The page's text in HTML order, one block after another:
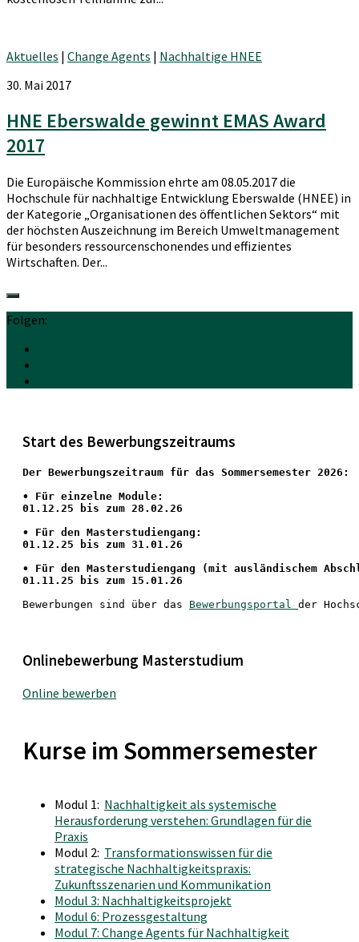
Aktuelles | Change Agents | Nachhaltige HNEE
30. Mai 2017
HNE Eberswalde gewinnt EMAS Award
2017
Die Europäische Kommission ehrte am 08.05.2017 die
Hochschule für nachhaltige Entwicklung Eberswalde (HNEE) in
der Kategorie „Organisationen des öffentlichen Sektors“ mit
der höchsten Auszeichnung im Bereich Umweltmanagement
für besonders ressourcenschonendes und effizientes
Wirtschaften. Der...
Folgen:
Start des Bewerbungszeitraums
Der Bewerbungszeitraum für das Sommersemester 2026:
• Für einzelne Module:
01.12.25 bis zum 28.02.26
• Für den Masterstudiengang:
01.12.25 bis zum 31.01.26
• Für den Masterstudiengang (mit ausländischem
01.11.25 bis zum 15.01.26
Bewerbungen sind über das Bewerbungsportal der
Onlinebewerbung Masterstudium
Online bewerben
Kurse im Sommersemester
Modul 1: Nachhaltigkeit als systemische
Herausforderung verstehen: Grundlagen für die
Praxis
Modul 2: Transformationswissen für die
strategische Nachhaltigkeitspraxis:
Zukunftsszenarien und Kommunikation
Modul 3: Nachhaltigkeitsprojekt
Modul 6: Prozessgestaltung
Modul 7: Change Agents für Nachhaltigkeit